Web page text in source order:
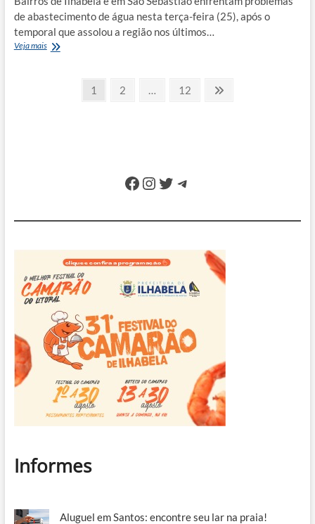
de abastecimento de água nesta terça-feira (25), após o
temporal que assolou a região nos últimos…
Veja maisDepois
PaginaçãoPage
1 Page
2 … Page
12
Next
Facebook
Instagram
Twitter
Telegram
Informes
Aluguel em Santos: encontre seu lar na praia!